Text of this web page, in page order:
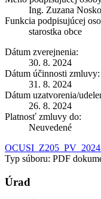
Ing. Zuzana
Funkcia podpisujúcej
starostka obce
Dátum zverejnenia:
30. 8. 2024
Dátum účinnosti zmluvy:
31. 8. 2024
Dátum uzatvorenia/
26. 8. 2024
Platnosť zmluvy do:
Neuvedené
Typ súboru: PDF
Úrad